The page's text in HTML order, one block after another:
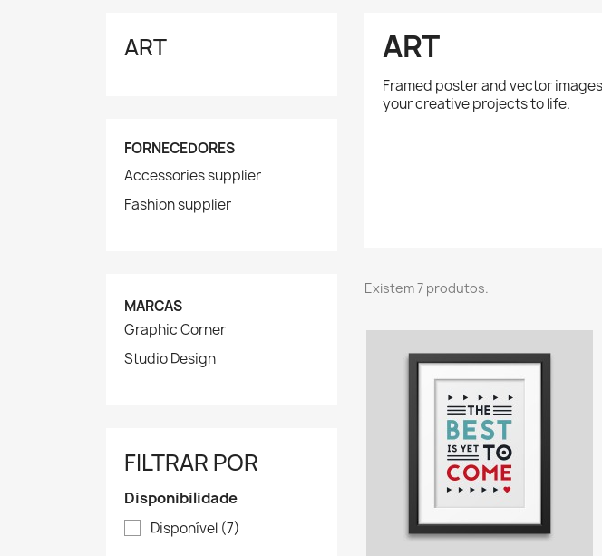
ART
FORNECEDORES
Accessories supplier
Fashion supplier
MARCAS
Graphic Corner
Studio Design
FILTRAR POR
Disponibilidade
Disponível (7)
ART
Framed poster and vector
your creative projects to life.
Existem 7 produtos.